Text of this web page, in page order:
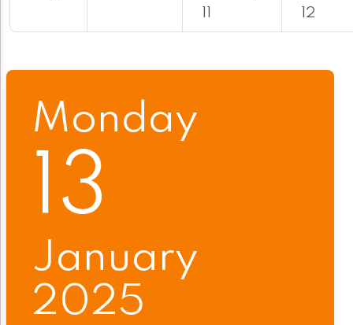
11
12
Monday
13
January
2025